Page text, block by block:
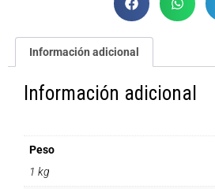
Información adicional
Información adicional
Peso
1 kg